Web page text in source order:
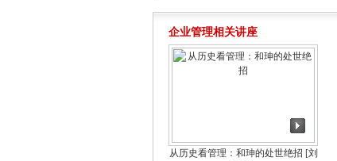
企业管理相关讲座
从历史看管理：和珅的处世绝招 [刘